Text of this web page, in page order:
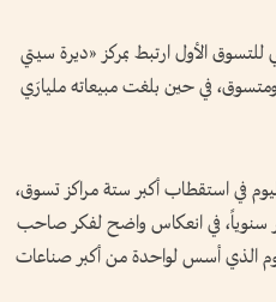
الأول ارتبط بمركز «ديرة سيتي
1.6 مليون زائر ومتسوق، في حين بلغت مبيعاته مليارَي
في استقطاب أكبر ستة مراكز تسوق،
من 213 مليون زائر سنوياً، في انعكاس واضح لفكر صاحب
الذي أسس لواحدة من أكبر صناعات